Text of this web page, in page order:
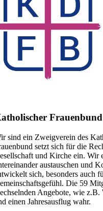
sind ein Zweigverein des
setzt sich für die
und Kirche ein. Wir
austauschen und
sich, besonders auch
Die 59
Angebote, wie z.B.
einen Jahresausflug wahr.